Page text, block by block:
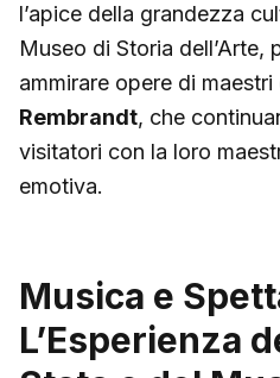
l’apice della grandezza
Museo di Storia dell’Arte,
ammirare opere di maestri
Rembrandt, che
visitatori con la loro
emotiva.
Musica e
L’Esperienza